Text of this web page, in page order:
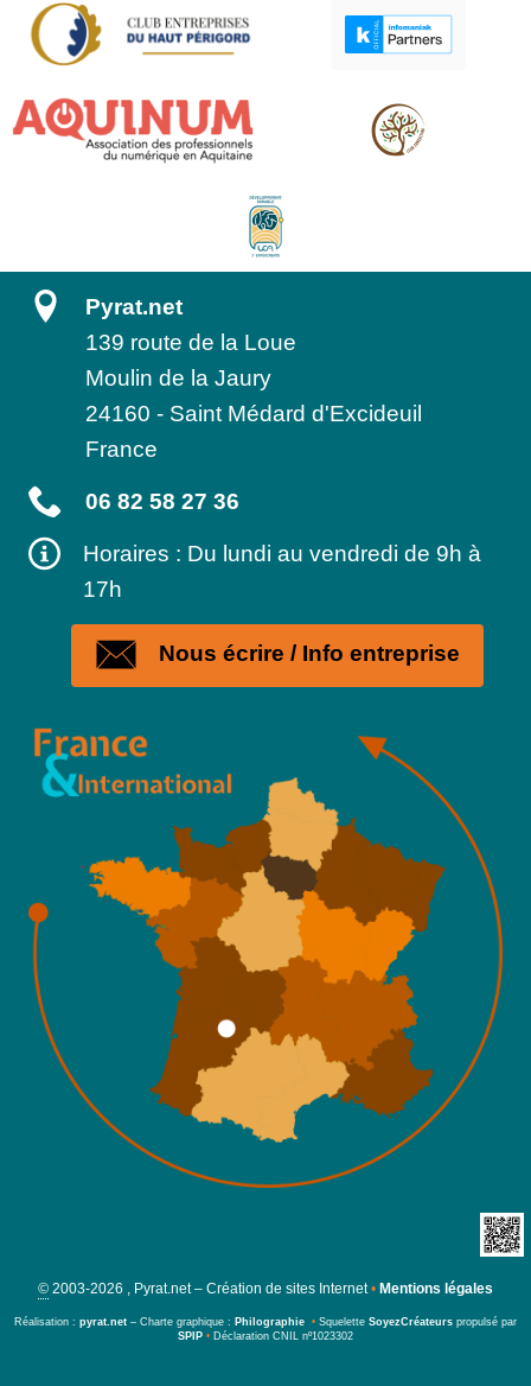
Pyrat.net
139 route de la Loue
Moulin de la Jaury
24160 - Saint Médard d'Excideuil
France
06 82 58 27 36
Horaires : Du lundi au vendredi de 9h à
17h
Nous écrire / Info entreprise
© 2003-2026 , Pyrat.net – Création de sites Internet • Mentions légales
Réalisation : pyrat.net – Charte graphique : Philographie • Squelette SoyezCréateurs propulsé par
SPIP • Déclaration CNIL nº1023302